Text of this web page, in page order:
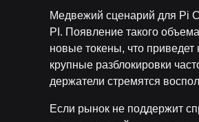
Медвежий сценарий для Pi
PI. Появление такого
новые токены, что
крупные разблокировки
держатели стремятся
Если рынок не поддержит